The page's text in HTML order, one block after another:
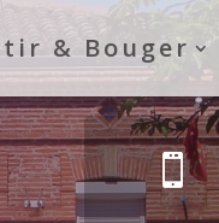
& Bouger
